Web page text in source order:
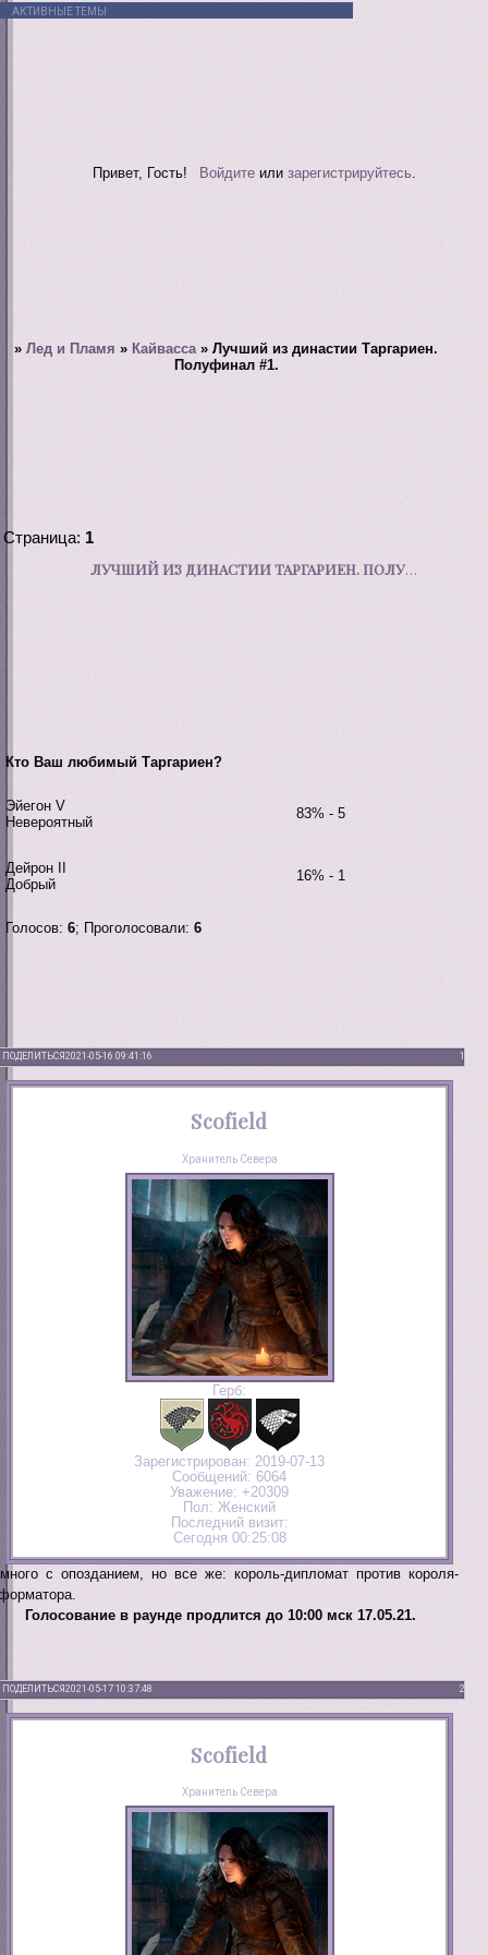
АКТИВНЫЕ ТЕМЫ
Привет, Гость! Войдитеили зарегистрируйтесь.
»Лед и Пламя » Кайвасса »Лучший из династии Таргариен.
Полуфинал #1.
ЛУЧШИЙ ИЗ ДИНАСТИИ ТАРГАРИЕН. ПОЛУФИНАЛ #1.
Страница: 1
Кто Ваш любимый Таргариен?
Эйегон V
Невероятный
83% - 5
Дейрон II
Добрый
16% - 1
Голосов: 6; Проголосовали: 6
ПОДЕЛИТЬСЯ 1
2021-05-16 09:41:16
Scofield
Хранитель Севера
Герб:
Зарегистрирован: 2019-07-13
Сообщений: 6064
Уважение: +20309
Пол: Женский
Последний визит:
Сегодня 00:25:08
с опозданием, но все же: король-дипломат против короля-
Голосование в раунде продлится до 10:00 мск 17.05.21.
ПОДЕЛИТЬСЯ 2
2021-05-17 10:37:48
Scofield
Хранитель Севера